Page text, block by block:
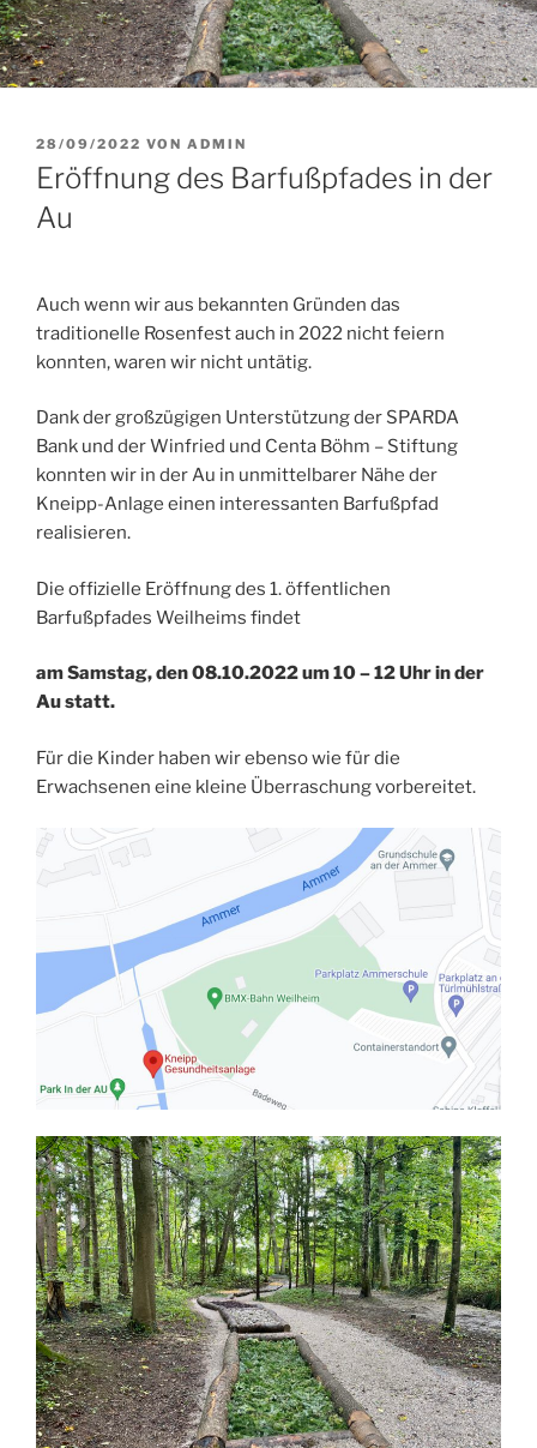
VERÖFFENTLICHT
AM
28/09/2022 VON ADMIN
Eröffnung des Barfußpfades in der
Au
Auch wenn wir aus bekannten Gründen das
traditionelle Rosenfest auch in 2022 nicht feiern
konnten, waren wir nicht untätig.
Dank der großzügigen Unterstützung der SPARDA
Bank und der Winfried und Centa Böhm – Stiftung
konnten wir in der Au in unmittelbarer Nähe der
Kneipp-Anlage einen interessanten Barfußpfad
realisieren.
Die offizielle Eröffnung des 1. öffentlichen
Barfußpfades Weilheims findet
am Samstag, den 08.10.2022 um 10 – 12 Uhr in der
Au statt.
Für die Kinder haben wir ebenso wie für die
Erwachsenen eine kleine Überraschung vorbereitet.